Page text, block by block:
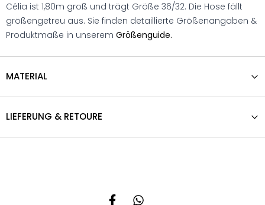
Célia ist 1,80m groß und trägt Größe 36/32. Die Hose fällt
größengetreu aus. Sie finden detaillierte Größenangaben &
Produktmaße in unserem Größenguide.
MATERIAL
LIEFERUNG & RETOURE